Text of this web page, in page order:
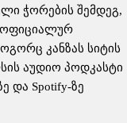
ჭორების შემდეგ,
ოფიციალურ
კანზას სიტის
აუდიო პოდკასტი
და Spotify-ზე